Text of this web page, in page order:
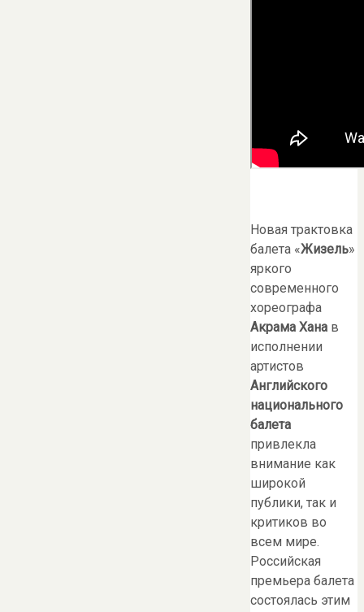
Новая трактовка
балета «Жизель»
яркого
современного
хореографа
Акрама Хана в
исполнении
артистов
Английского
национального
балета
привлекла
внимание как
широкой
публики, так и
критиков во
всем мире.
Российская
премьера балета
состоялась этим